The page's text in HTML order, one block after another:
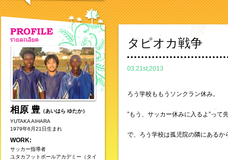
相原 豊 （あいはら ゆたか）
YUTAKA AIHARA
1979年6月21日生まれ
WORK:
サッカー指導者
ユタカフットボールアカデミー（タイ
タピオカ戦争
03.21st,2013
ろう学校ももうソンクラン休み。
”もう、サッカー休みに入るよ”って
で、ろう学校は孤児院の隣にある